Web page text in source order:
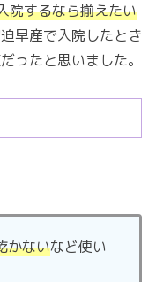
院するなら揃えたい
早産で入院したとき
ったと思いました。
かないなど使い